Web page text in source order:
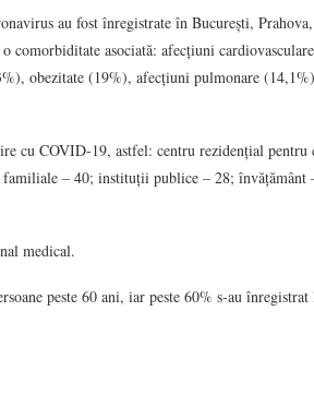
au fost înregistrate în București,
comorbiditate asociată: afecțiuni
obezitate (19%), afecțiuni pulmonare
cu COVID-19, astfel: centru rezidențial
– 40; instituții publice – 28; învățământ
medical.
peste 60 ani, iar peste 60% s-au